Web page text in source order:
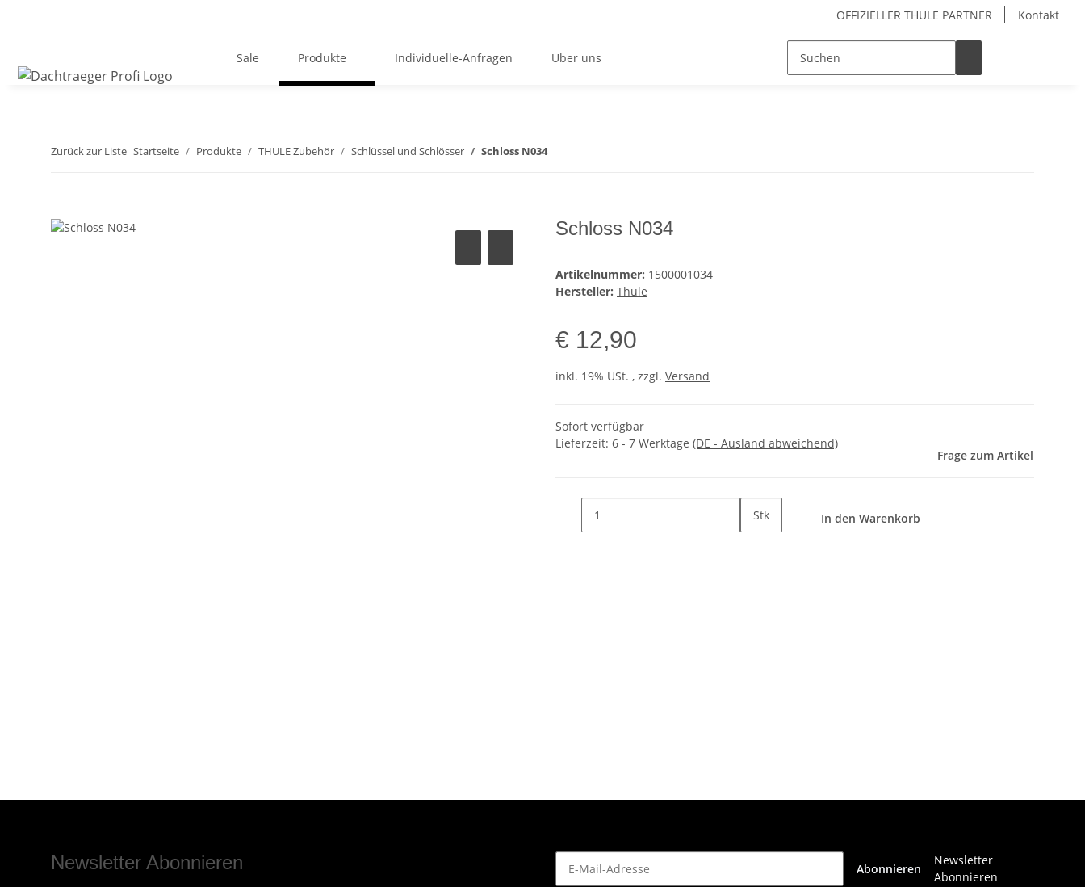
OFFIZIELLER THULE PARTNER Kontakt
Sale Produkte Individuelle-Anfragen Über uns
Zurück zur Liste Startseite Produkte THULE Zubehör Schlüssel und Schlösser Schloss N034
Schloss N034
Artikelnummer: 1500001034
Hersteller: Thule
€ 12,90
inkl. 19% USt. , zzgl. Versand
Sofort verfügbar
Lieferzeit: 6 - 7 Werktage (DE - Ausland abweichend)
Frage zum Artikel
Stk In den Warenkorb
Newsletter Abonnieren Abonnieren
Newsletter
Abonnieren